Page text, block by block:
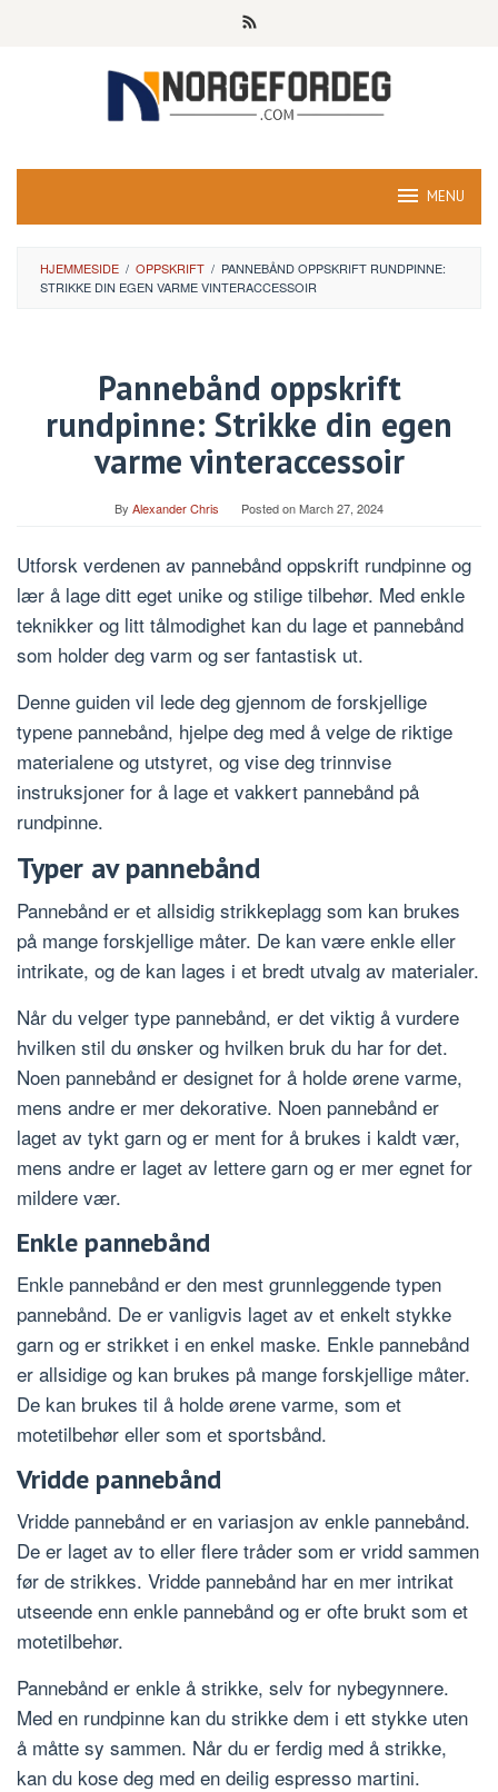
MENU
HJEMMESIDE / OPPSKRIFT / PANNEBÅND OPPSKRIFT RUNDPINNE:
STRIKKE DIN EGEN VARME VINTERACCESSOIR
Pannebånd oppskrift
rundpinne: Strikke din egen
varme vinteraccessoir
By Alexander Chris Posted onMarch 27, 2024
Utforsk verdenen av pannebånd oppskrift rundpinne og
lær å lage ditt eget unike og stilige tilbehør. Med enkle
teknikker og litt tålmodighet kan du lage et pannebånd
som holder deg varm og ser fantastisk ut.
Denne guiden vil lede deg gjennom de forskjellige
typene pannebånd, hjelpe deg med å velge de riktige
materialene og utstyret, og vise deg trinnvise
instruksjoner for å lage et vakkert pannebånd på
rundpinne.
Typer av pannebånd
Pannebånd er et allsidig strikkeplagg som kan brukes
på mange forskjellige måter. De kan være enkle eller
intrikate, og de kan lages i et bredt utvalg av materialer.
Når du velger type pannebånd, er det viktig å vurdere
hvilken stil du ønsker og hvilken bruk du har for det.
Noen pannebånd er designet for å holde ørene varme,
mens andre er mer dekorative. Noen pannebånd er
laget av tykt garn og er ment for å brukes i kaldt vær,
mens andre er laget av lettere garn og er mer egnet for
mildere vær.
Enkle pannebånd
Enkle pannebånd er den mest grunnleggende typen
pannebånd. De er vanligvis laget av et enkelt stykke
garn og er strikket i en enkel maske. Enkle pannebånd
er allsidige og kan brukes på mange forskjellige måter.
De kan brukes til å holde ørene varme, som et
motetilbehør eller som et sportsbånd.
Vridde pannebånd
Vridde pannebånd er en variasjon av enkle pannebånd.
De er laget av to eller flere tråder som er vridd sammen
før de strikkes. Vridde pannebånd har en mer intrikat
utseende enn enkle pannebånd og er ofte brukt som et
motetilbehør.
Pannebånd er enkle å strikke, selv for nybegynnere.
Med en rundpinne kan du strikke dem i ett stykke uten
å måtte sy sammen. Når du er ferdig med å strikke,
kan du kose deg med en deilig espresso martini.